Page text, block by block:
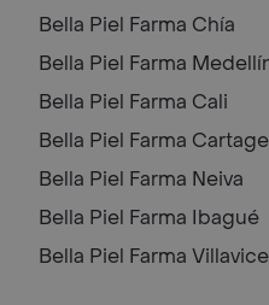
Bella Piel Farma Chía
Bella Piel Farma
Bella Piel Farma Cali
Bella Piel Farma
Bella Piel Farma Neiva
Bella Piel Farma Ibagué
Bella Piel Farma